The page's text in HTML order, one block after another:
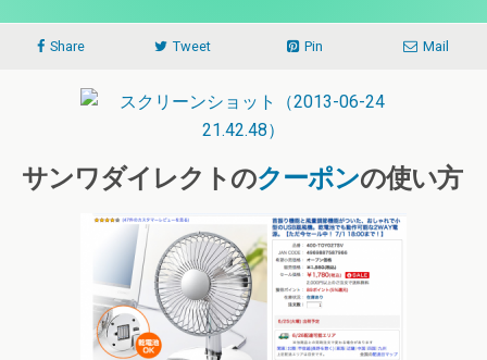
Share Tweet Pin Mail
サンワダイレクトのクーポンの使い方